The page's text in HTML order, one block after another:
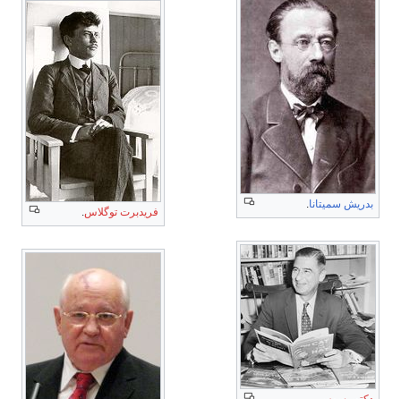
بدريش سميتانا.
فريدبرت توگلاس.